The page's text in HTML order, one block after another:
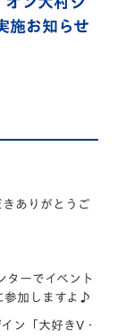
施お知らせ
ありがとうご
ターでイベント
参加しますよ♪
ン「大好きV・